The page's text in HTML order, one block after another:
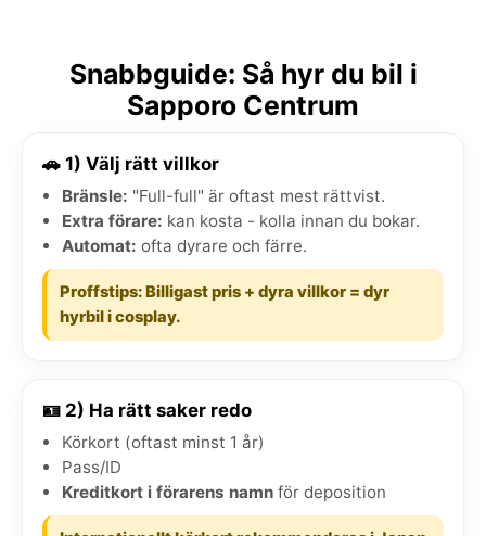
Snabbguide: Så hyr du bil i
Sapporo Centrum
🚗 1) Välj rätt villkor
Bränsle: "Full-full" är oftast mest rättvist.
Extra förare: kan kosta - kolla innan du bokar.
Automat: ofta dyrare och färre.
Proffstips: Billigast pris + dyra villkor = dyr
hyrbil i cosplay.
🪪 2) Ha rätt saker redo
Körkort (oftast minst 1 år)
Pass/ID
Kreditkort i förarens namn för deposition